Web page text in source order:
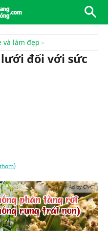
và làm đẹp
đối với sức
Ad by CNCT